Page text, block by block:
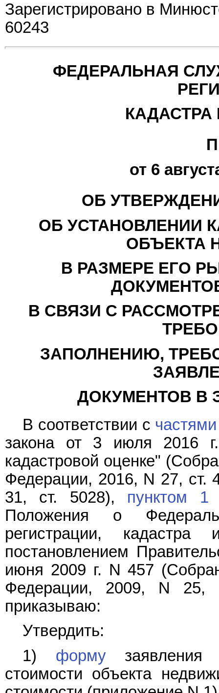
Зарегистрировано в
60243
ФЕДЕРАЛЬНАЯ
КАДАСТРА
от 6
ОБ
ОБ УСТАНОВЛЕНИИ
ОБЪЕКТА
В РАЗМЕРЕ ЕГО
В СВЯЗИ С
ЗАПОЛНЕНИЮ,
ДОКУМЕНТОВ В
В соответствии с
закона от 3 июля 2016
кадастровой оценке"
Федерации, 2016, N 27, ст.
31, ст. 5028), пунктом 1
Положения о
регистрации, кадастра
постановлением
июня 2009 г. N 457
Федерации, 2009, N
приказываю:
Утвердить:
1) формузаявления
стоимости объекта